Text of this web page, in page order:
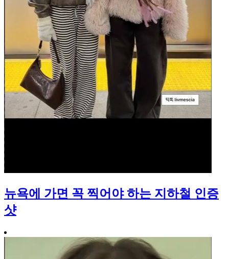
뉴욕에 가면 꼭 찍어야 하는 지하철 인증
샷